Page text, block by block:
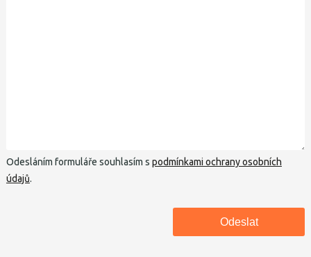
Odesláním formuláře souhlasím s podmínkami ochrany osobních
údajů.